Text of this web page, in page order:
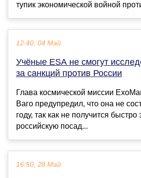
тупик экономической войной
12:40, 04 Май
Учёные ESA не смогут
за санкций против России
Глава космической миссии
Ваго предупредил, что она не
году, так как не получится быстро
российскую посад...
16:50, 28 Май